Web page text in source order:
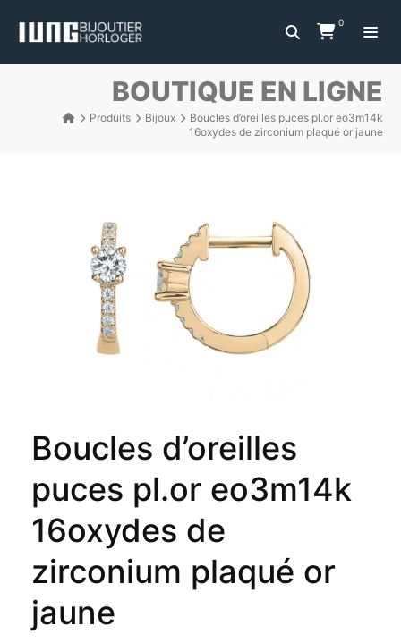
0
BOUTIQUE EN LIGNE
Produits Bijoux
Boucles d’oreilles puces pl.or eo3m14k
16oxydes de zirconium plaqué or jaune
Boucles d’oreilles
puces pl.or eo3m14k
16oxydes de
zirconium plaqué or
jaune